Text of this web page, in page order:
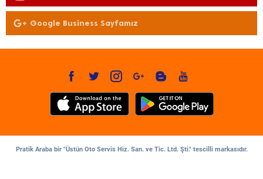
Google Business Sayfamız
Pratik Araba bir "Üstün Oto Servis Hiz. San. ve Tic. Ltd. Şti." tescilli markasıdır.